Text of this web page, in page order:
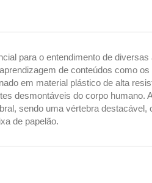
para o entendimento de
de conteúdos como
em material plástico de alta
desmontáveis do corpo humano.
sendo uma vértebra
de papelão.